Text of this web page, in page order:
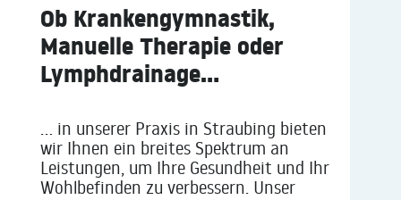
Ob Krankengymnastik,
Manuelle Therapie oder
Lymphdrainage…
… in unserer Praxis in Straubing bieten
wir Ihnen ein breites Spektrum an
Leistungen, um Ihre Gesundheit und Ihr
Wohlbefinden zu verbessern. Unser